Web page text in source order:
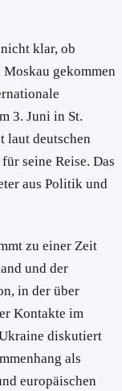
klar, ob
gekommen
3. Juni in St.
laut deutschen
seine Reise. Das
aus Politik und
zu einer Zeit
und der
in der über
Kontakte im
diskutiert
als
europäischen